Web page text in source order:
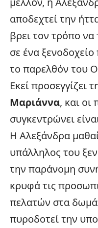
αποδεχτεί την
βρει τον τρόπο να
σε ένα
το παρελθόν του
Εκεί προσεγγίζει
Μαριάννα, και
συγκεντρώνει
Η Αλεξάνδρα
υπάλληλος του
την παράνομη
κρυφά τις
πελατών στα
πυροδοτεί την